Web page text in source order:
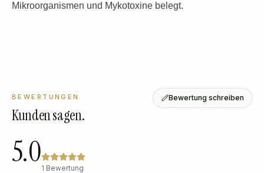
Mikroorganismen und Mykotoxine belegt.
BEWERTUNGEN
Kunden sagen.
Bewertung schreiben
5.01 Bewertung